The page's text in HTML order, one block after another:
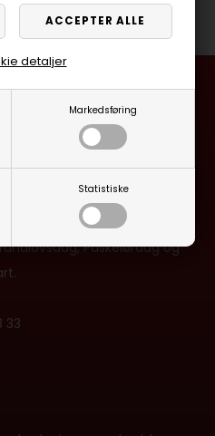
Markedsføring
Statistiske
detaljer
Påskelørdag og
33